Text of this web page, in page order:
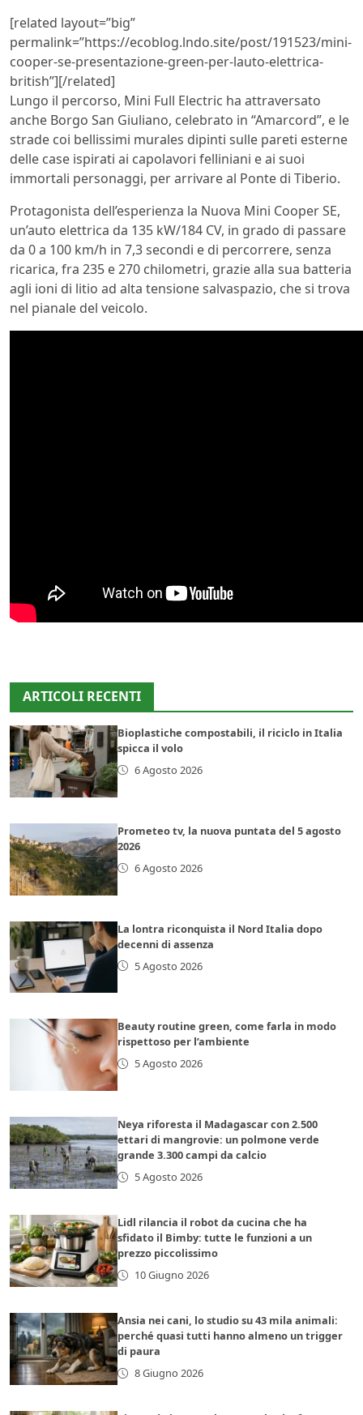
[related layout=”big”
permalink=”https://ecoblog.lndo.site/post/191523/mini-
cooper-se-presentazione-green-per-lauto-elettrica-
british”][/related]
Lungo il percorso, Mini Full Electric ha attraversato
anche Borgo San Giuliano, celebrato in “Amarcord”, e le
strade coi bellissimi murales dipinti sulle pareti esterne
delle case ispirati ai capolavori felliniani e ai suoi
immortali personaggi, per arrivare al Ponte di Tiberio.
Protagonista dell’esperienza la Nuova Mini Cooper SE,
un’auto elettrica da 135 kW/184 CV, in grado di passare
da 0 a 100 km/h in 7,3 secondi e di percorrere, senza
ricarica, fra 235 e 270 chilometri, grazie alla sua batteria
agli ioni di litio ad alta tensione salvaspazio, che si trova
nel pianale del veicolo.
ARTICOLI RECENTI
Bioplastiche compostabili, il riciclo in Italia
spicca il volo
6 Agosto 2026
Prometeo tv, la nuova puntata del 5 agosto
2026
6 Agosto 2026
La lontra riconquista il Nord Italia dopo
decenni di assenza
5 Agosto 2026
Beauty routine green, come farla in modo
rispettoso per l’ambiente
5 Agosto 2026
Neya riforesta il Madagascar con 2.500
ettari di mangrovie: un polmone verde
grande 3.300 campi da calcio
5 Agosto 2026
Lidl rilancia il robot da cucina che ha
sfidato il Bimby: tutte le funzioni a un
prezzo piccolissimo
10 Giugno 2026
Ansia nei cani, lo studio su 43 mila animali:
perché quasi tutti hanno almeno un trigger
di paura
8 Giugno 2026